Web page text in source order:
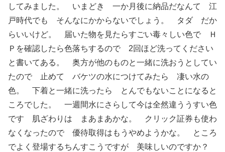
してみました。 いまどき 一か月後に納品だなんて 江
戸時代でも そんなにかからないでしょう。 タダ だか
らいいけど。 届いた物を見たらすごい毒々しい色で Ｈ
Ｐを確認したら色落ちするので 2回ほど洗ってください
と書いてある。 奥方が他のものと一緒に洗おうとしてい
たので 止めて バケツの水につけてみたら 凄い水の
色。 下着と一緒に洗ったら とんでもないことになると
ころでした。 一週間水にさらして今は全然違ううすい色
です 肌ざわりは まあまあかな。 クリック証券も使わ
なくなったので 優待取得はもうやめようかな。 ところ
でよく登場するちんすこうですが 美味しいのですか？